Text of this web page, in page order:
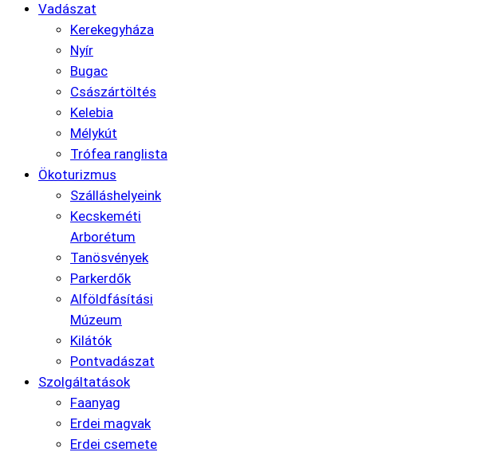
Vadászat
Kerekegyháza
Nyír
Bugac
Császártöltés
Kelebia
Mélykút
Trófea ranglista
Ökoturizmus
Szálláshelyeink
Kecskeméti
Arborétum
Tanösvények
Parkerdők
Alföldfásítási
Múzeum
Kilátók
Pontvadászat
Szolgáltatások
Faanyag
Erdei magvak
Erdei csemete